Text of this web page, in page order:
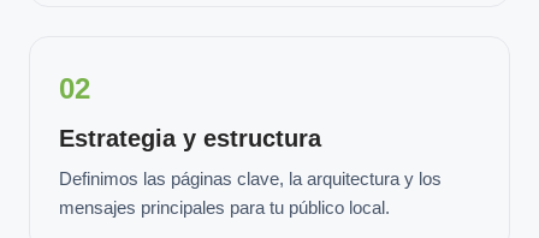
02
Estrategia y estructura
Definimos las páginas clave, la arquitectura y los
mensajes principales para tu público local.